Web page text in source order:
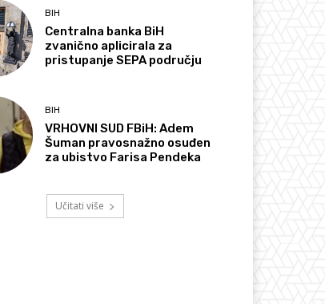
BIH
Centralna banka BiH
zvanično aplicirala za
pristupanje SEPA području
BIH
VRHOVNI SUD FBiH: Adem
Šuman pravosnažno osuđen
za ubistvo Farisa Pendeka
Učitati više